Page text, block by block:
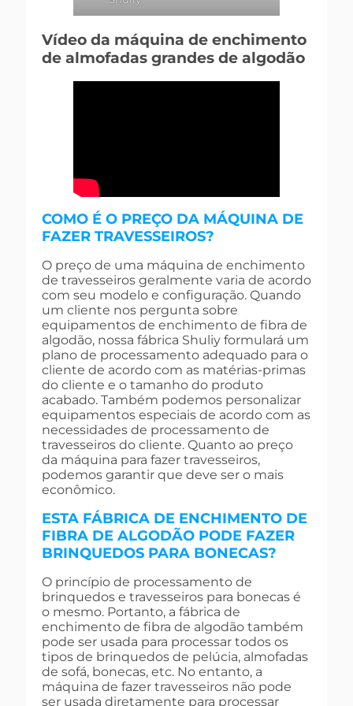
Vídeo da máquina de enchimento
de almofadas grandes de algodão
COMO É O PREÇO DA MÁQUINA DE
FAZER TRAVESSEIROS?
O preço de uma máquina de enchimento
de travesseiros geralmente varia de acordo
com seu modelo e configuração. Quando
um cliente nos pergunta sobre
equipamentos de enchimento de fibra de
algodão, nossa fábrica Shuliy formulará um
plano de processamento adequado para o
cliente de acordo com as matérias-primas
do cliente e o tamanho do produto
acabado. Também podemos personalizar
equipamentos especiais de acordo com as
necessidades de processamento de
travesseiros do cliente. Quanto ao preço
da máquina para fazer travesseiros,
podemos garantir que deve ser o mais
econômico.
ESTA FÁBRICA DE ENCHIMENTO DE
FIBRA DE ALGODÃO PODE FAZER
BRINQUEDOS PARA BONECAS?
O princípio de processamento de
brinquedos e travesseiros para bonecas é
o mesmo. Portanto, a fábrica de
enchimento de fibra de algodão também
pode ser usada para processar todos os
tipos de brinquedos de pelúcia, almofadas
de sofá, bonecas, etc. No entanto, a
máquina de fazer travesseiros não pode
ser usada diretamente para processar